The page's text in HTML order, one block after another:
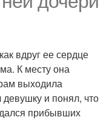
вдруг ее сердце
К месту она
выходила
и понял, что
прибывших